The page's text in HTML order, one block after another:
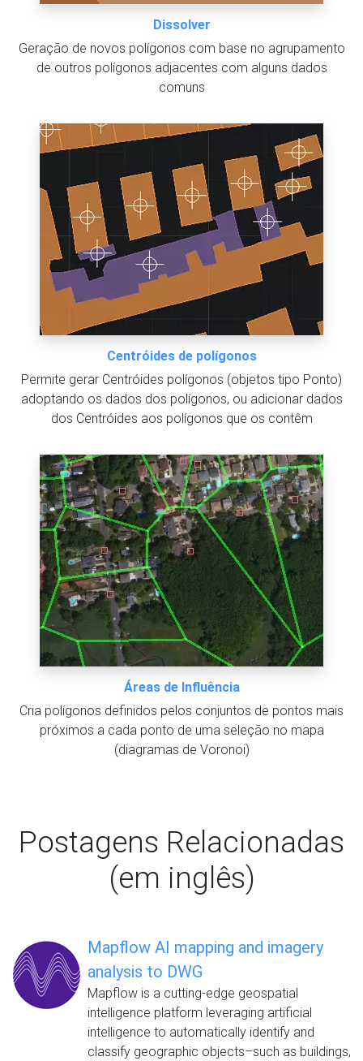
Dissolver
Geração de novos polígonos com base no agrupamento
de outros polígonos adjacentes com alguns dados
comuns
Centróides de polígonos
Permite gerar Centróides polígonos (objetos tipo Ponto)
adoptando os dados dos polígonos, ou adicionar dados
dos Centróides aos polígonos que os contêm
Áreas de Influência
Cria polígonos definidos pelos conjuntos de pontos mais
próximos a cada ponto de uma seleção no mapa
(diagramas de Voronoi)
Postagens Relacionadas
(em inglês)
Mapflow AI mapping and imagery
analysis to DWG
Mapflow is a cutting-edge geospatial
intelligence platform leveraging artificial
intelligence to automatically identify and
classify geographic objects–such as buildings,